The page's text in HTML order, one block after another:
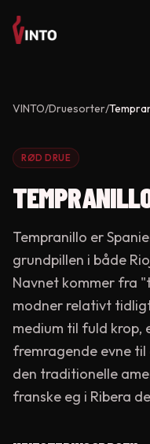
VINTO/Druesorter/
RØD DRUE
Tempranillo er
grundpillen i både
Navnet kommer fra
modner relativt
medium til fuld
fremragende evne
den traditionelle
franske eg i Ribera